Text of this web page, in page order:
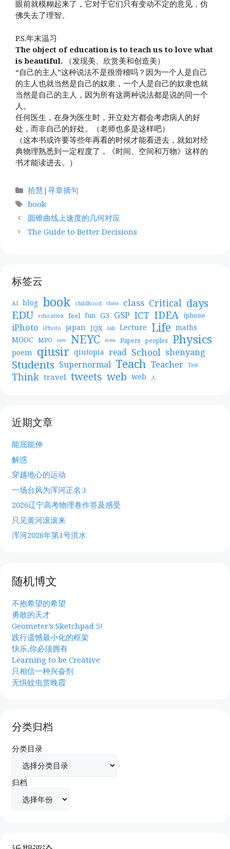
眼前就模糊起来了，它对于它们只有变动不定的意见，仿
佛失去了理智。
P.S.年末温习
The object of education is to teach us to love what
is beautiful.
（发现美、欣赏美和创造美）
“自己的主人”这种说法不是很滑稽吗？因为一个人是自己
的主人也就当然是自己的奴隶，一个人是自己的奴隶也就
当然是自己的主人，因为所有这两种说法都是说的同一个
人。
任何医生，在身为医生时，开立处方都会考虑病人的好
处，而非自己的好处。（老师也多是这样吧）
（这本书或许要等些年再看的时候才能看进去，就如对经
典物理熟悉到一定程度了，《时间、空间和万物》这样的
书才能读进去。）
分
类
拾慧|寻章摘句
标
签
book
圆锥曲线上速度的几何对应
The Guide to Better Decisions
标签云
AI blog book childhood china class Critical days
EDU education feel fun G3 GSP ICT IDEA iphone
iPhoto iPhoto japan JQX lab Lecture Life maths
MOOC MPO new NEYC none Papers peoples Physics
poem qiusir qiutopia read School shenyang
Students Supernormal Teach Teacher Test
Think travel tweets web web 人
近期文章
能屈能伸
解惑
穿越地心的运动
一场台风为浑河正名:)
2026辽宁高考物理卷作答及感受
只见黄河滚滚来
浑河2026年第1号洪水
随机博文
不抱希望的希望
勇敢的天才
Geometer’s Sketchpad 5!
践行遗憾最小化的框架
快乐,你必须拥有
Learning to be Creative
只相信一种兴奋剂
无惧蚊虫赏晚霞
分类归档
分类目录
归档